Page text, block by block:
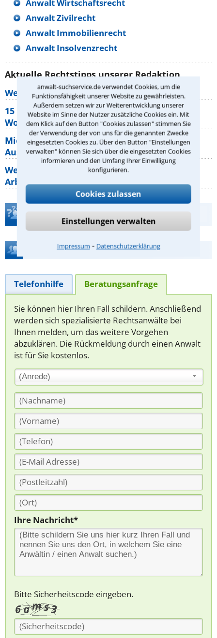
anwalt-suchservice.de verwendet Cookies, um die
Funktionsfähigkeit unserer Website zu gewährleisten.
Außerdem setzen wir zur Weiterentwicklung unserer
Website im Sinne der Nutzer zusätzliche Cookies ein. Mit
dem Klick auf den Button "Cookies zulassen" stimmen Sie
der Verwendung der von uns für die genannten Zwecke
eingesetzten Cookies zu. Über den Button "Einstellungen
verwalten" können Sie sich über die eingesetzten Cookies
informieren und den Umfang Ihrer Einwilligung
konfigurieren.
Cookies zulassen
Einstellungen verwalten
Impressum ⁃ Datenschutzerklärung
Anwalt Wirtschaftsrecht
Anwalt Zivilrecht
Anwalt Immobilienrecht
Anwalt Insolvenzrecht
Aktuelle Rechtstipps unserer Redaktion
Wer muss Zweitwohnungssteuer zahlen?
15 elementare Rechte, die jeder
Wohnungseigentümer kennen sollte
Mietpreisbremse 2026: Alle Regeln,
Ausnahmen und Rechte für Mieter
Welche Regeln für Teilnahme, Urlaub,
Arbeitszeit gelten beim
Teste Dein Rechtswissen
Hilfe bei Ihrer Anwaltsuche?
Telefonhilfe Beratungsanfrage
Sie können hier Ihren Fall schildern. Anschließend
werden sich spezialisierte Rechtsanwälte bei
Ihnen melden, um das weitere Vorgehen
abzuklären. Die Rückmeldung durch einen Anwalt
ist für Sie kostenlos.
(Anrede)
Ihre Nachricht*
Bitte Sicherheitscode eingeben.